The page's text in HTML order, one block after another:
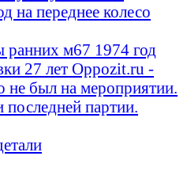
на переднее колесо
ранних м67 1974 год
27 лет Oppozit.ru -
не был на мероприятии.
последней партии.